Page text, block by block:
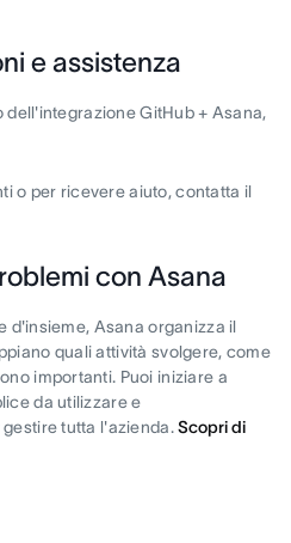
e assistenza
dell'integrazione GitHub + Asana,
o per ricevere aiuto, contatta il
con Asana
d'insieme, Asana organizza il
quali attività svolgere, come
importanti. Puoi iniziare a
da utilizzare e
tutta l'azienda.Scopri di